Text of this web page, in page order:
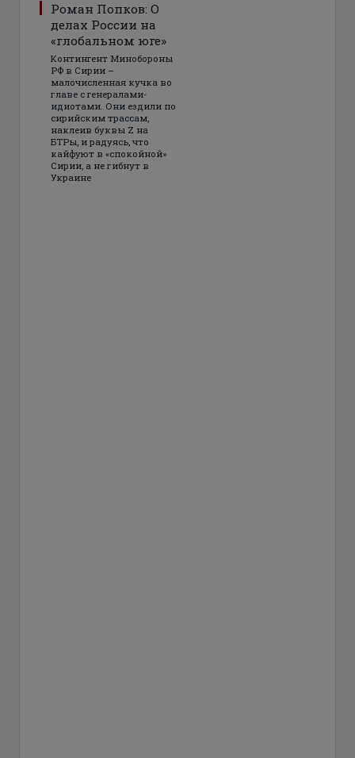
Роман Попков: О
делах России на
«глобальном юге»
Контингент Минобороны
РФ в Сирии –
малочисленная кучка во
главе с генералами-
идиотами. Они ездили по
сирийским трассам,
наклеив буквы Z на
БТРы, и радуясь, что
кайфуют в «спокойной»
Сирии, а не гибнут в
Украине